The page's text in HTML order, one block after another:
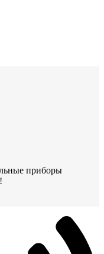
приборы